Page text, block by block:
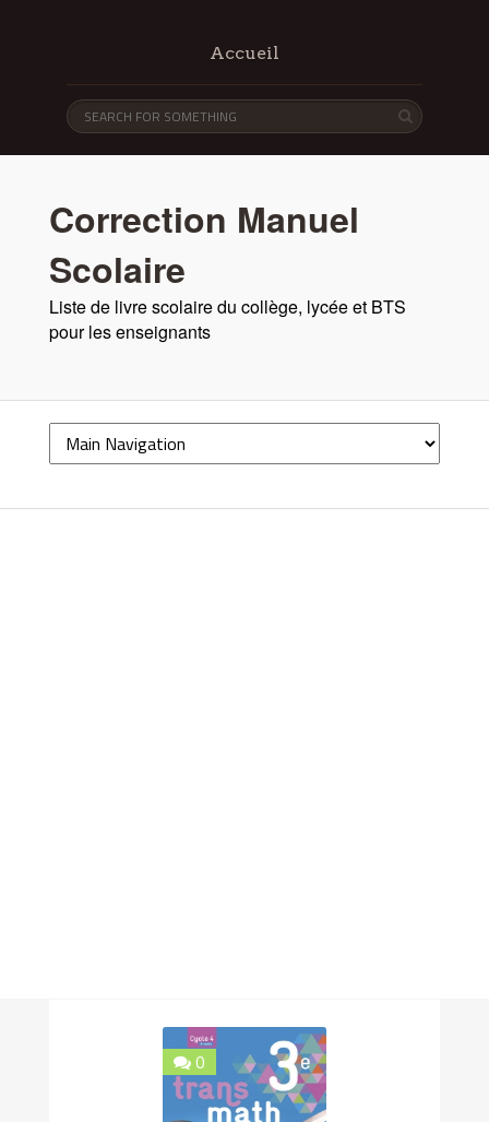
Accueil
Correction Manuel
Scolaire
Liste de livre scolaire du collège, lycée et BTS
pour les enseignants
0